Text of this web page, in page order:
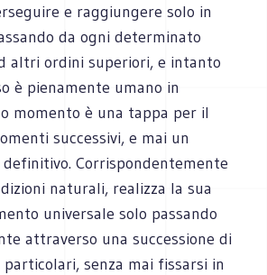
e raggiungere solo in
da ogni determinato
altri ordini superiori, e intanto
è pienamente umano in
momento è una tappa per il
successivi, e mai un
Corrispondentemente
naturali, realizza la sua
universale solo passando
attraverso una successione di
senza mai fissarsi in